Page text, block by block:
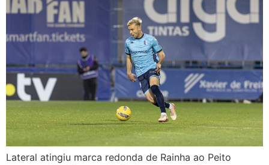
Lateral atingiu marca redonda de Rainha ao Peito